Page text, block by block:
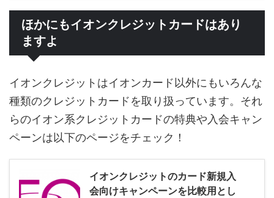
ほかにもイオンクレジットカードはあり
ますよ
イオンクレジットはイオンカード以外にもいろんな
種類のクレジットカードを取り扱っています。それ
らのイオン系クレジットカードの特典や入会キャン
ペーンは以下のページをチェック！
イオンクレジットのカード新規入
会向けキャンペーンを比較用とし